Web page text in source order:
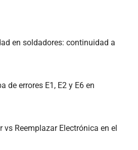
en soldadores: continuidad a
de errores E1, E2 y E6 en
vs Reemplazar Electrónica en el